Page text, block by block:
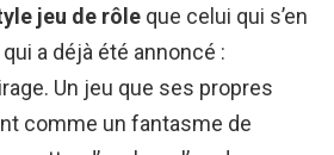
jeu de rôle que celui qui s’en
a déjà été annoncé :
Un jeu que ses propres
comme un fantasme de